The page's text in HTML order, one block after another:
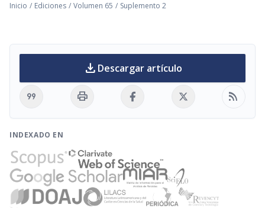
Inicio / Ediciones / Volumen 65 / Suplemento 2
download Descargar artículo
format_quote print rss_feed
INDEXADO EN